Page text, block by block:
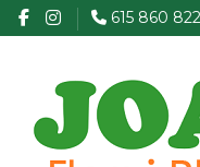
615 860 822